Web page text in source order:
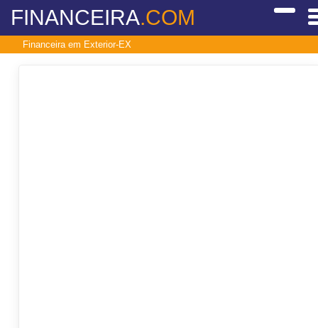
FINANCEIRA.COM
Financeira em Exterior-EX